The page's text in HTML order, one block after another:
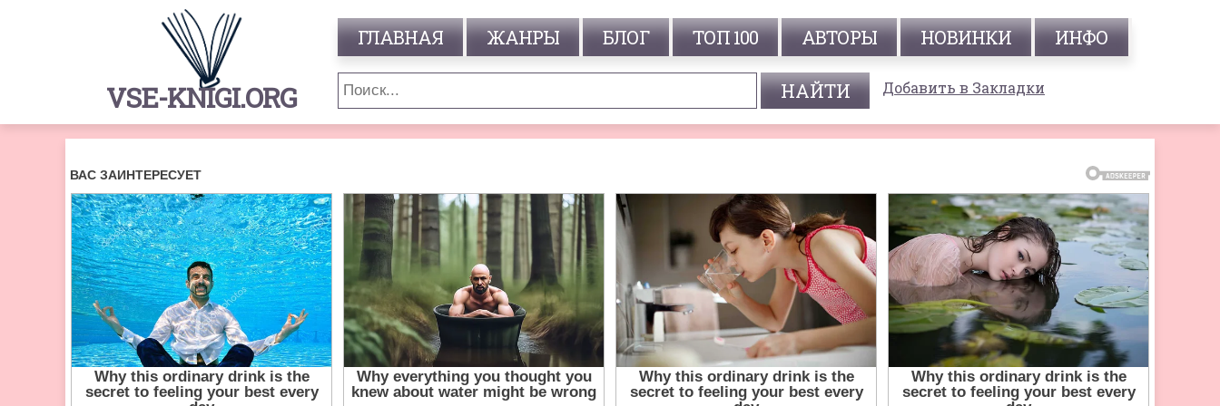
VSE-KNIGI.ORG
ГЛАВНАЯ ЖАНРЫ БЛОГ ТОП 100 АВТОРЫ НОВИНКИ ИНФО
Добавить в Закладки